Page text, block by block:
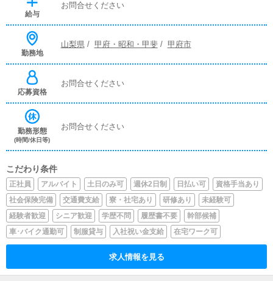
給与
お問合せください
勤務地
山梨県/ 甲府・昭和・甲斐/ 甲府市
応募資格
お問合せください
勤務形態
(時間/休日等)
お問合せください
こだわり条件
正社員 アルバイト 土日のみ可 週休2日制 日払い可
資格手当あり
社会保険完備
交通費支給 寮・社宅あり 研修あり
未経験可
経験者歓迎
シニア歓迎 学歴不問 履歴書不要
幹部候補
車･バイク通勤可
制服貸与 入社祝い金支給 在宅ワーク可
求人情報を見る